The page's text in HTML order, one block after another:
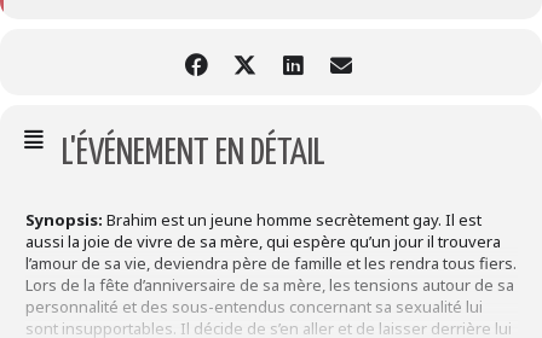
L'ÉVÉNEMENT EN DÉTAIL
Synopsis: Brahim est un jeune homme secrètement gay. Il est
aussi la joie de vivre de sa mère, qui espère qu’un jour il trouvera
l’amour de sa vie, deviendra père de famille et les rendra tous fiers.
Lors de la fête d’anniversaire de sa mère, les tensions autour de sa
personnalité et des sous-entendus concernant sa sexualité lui
sont insupportables. Il décide de s’en aller et de laisser derrière lui